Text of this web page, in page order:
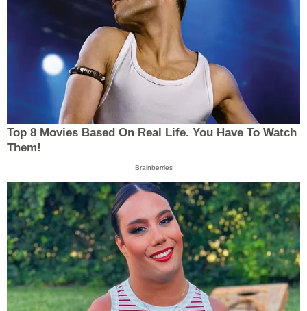
Top 8 Movies Based On Real Life. You Have To Watch
Them!
Brainberries